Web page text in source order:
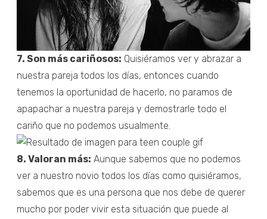
7. Son más cariñosos: Quisiéramos ver y abrazar a
nuestra pareja todos los días, entonces cuando
tenemos la oportunidad de hacerlo, no paramos de
apapachar a nuestra pareja y demostrarle todo el
cariño que no podemos usualmente.
8. Valoran más: Aunque sabemos que no podemos
ver a nuestro novio todos los días como quisiéramos,
sabemos que es una persona que nos debe de querer
mucho por poder vivir esta situación que puede al